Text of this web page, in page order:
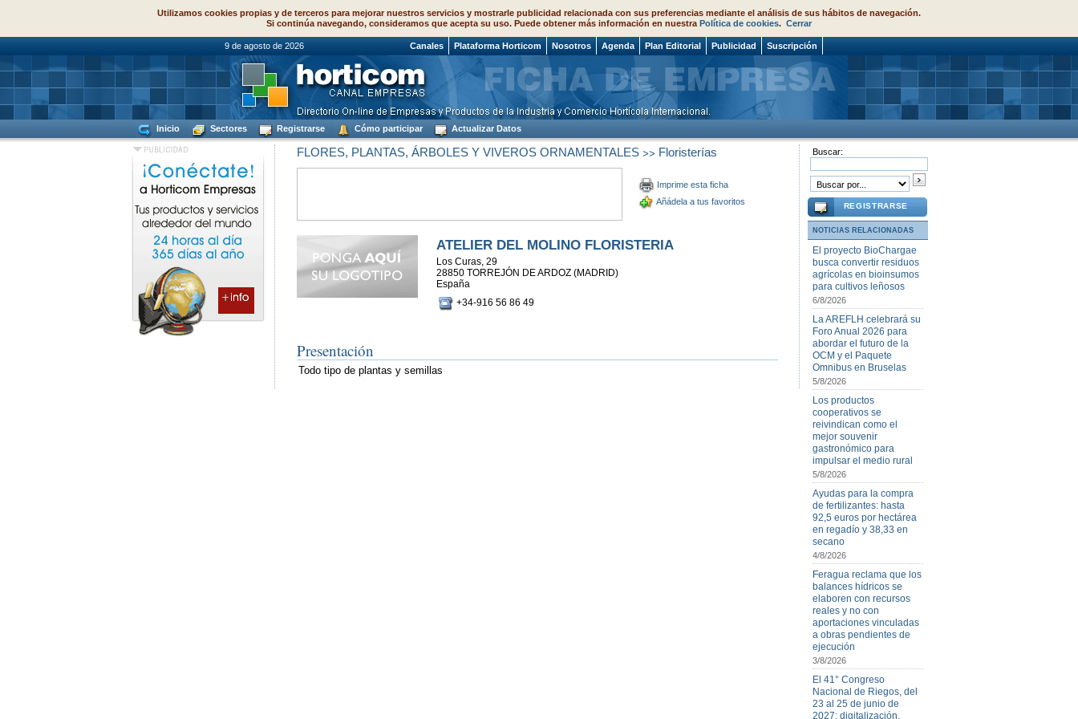
Utilizamos cookies propias y de terceros para mejorar nuestros servicios y mostrarle publicidad relacionada con sus preferencias mediante el análisis de sus hábitos de navegación.
Si continúa navegando, consideramos que acepta su uso. Puede obtener más información en nuestra Política de cookies. Cerrar
9 de agosto de 2026 Canales Plataforma Horticom Nosotros Agenda Plan Editorial Publicidad Suscripción
Inicio Sectores Registrarse Cómo participar Actualizar Datos
FLORES, PLANTAS, ÁRBOLES Y VIVEROS ORNAMENTALES>> Floristerías
Imprime esta ficha
Añádela a tus favoritos
ATELIER DEL MOLINO FLORISTERIA
Los Curas, 29
28850 TORREJÓN DE ARDOZ (MADRID)
España
+34-916 56 86 49
Presentación
Todo tipo de plantas y semillas
Buscar:
REGISTRARSE
NOTICIAS RELACIONADAS
El proyecto BioChargae
busca convertir residuos
agrícolas en bioinsumos
para cultivos leñosos
6/8/2026
La AREFLH celebrará su
Foro Anual 2026 para
abordar el futuro de la
OCM y el Paquete
Omnibus en Bruselas
5/8/2026
Los productos
cooperativos se
reivindican como el
mejor souvenir
gastronómico para
impulsar el medio rural
5/8/2026
Ayudas para la compra
de fertilizantes: hasta
92,5 euros por hectárea
en regadío y 38,33 en
secano
4/8/2026
Feragua reclama que los
balances hídricos se
elaboren con recursos
reales y no con
aportaciones vinculadas
a obras pendientes de
ejecución
3/8/2026
El 41° Congreso
Nacional de Riegos, del
23 al 25 de junio de
2027: digitalización,